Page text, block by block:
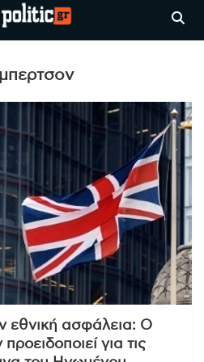
απο τη
την Ελλάδα και
Κόσμο
εθνική ασφάλεια: Ο
για τις